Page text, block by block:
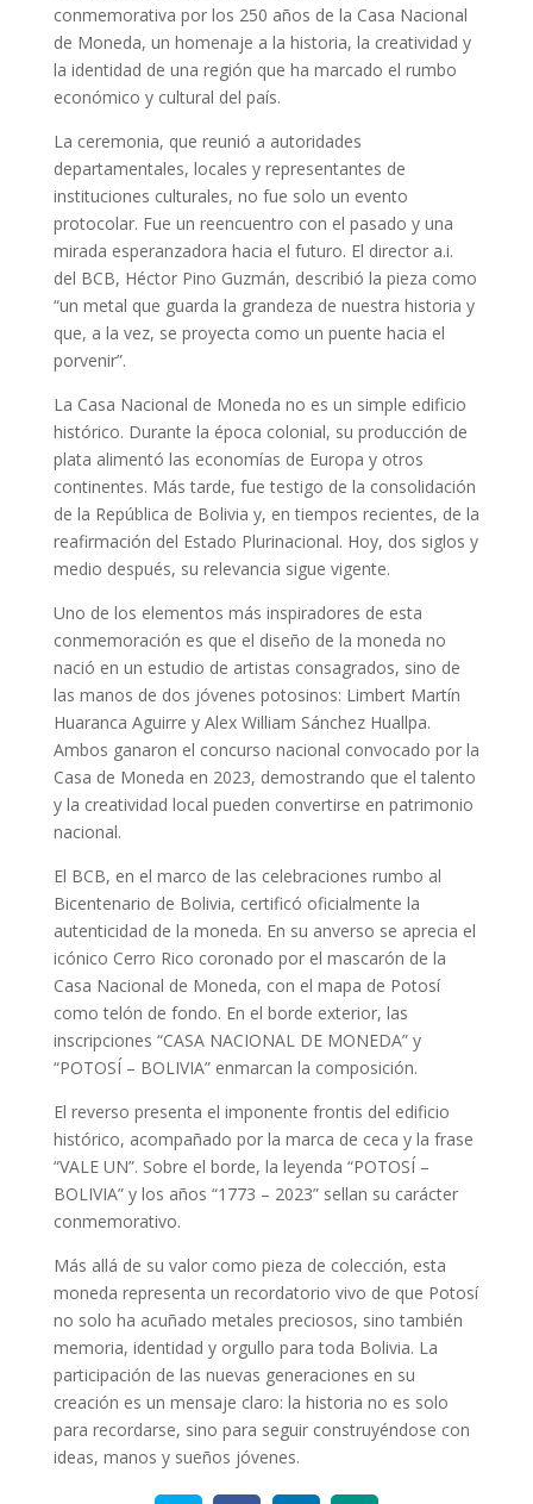
conmemorativa por los 250 años de la Casa Nacional
de Moneda, un homenaje a la historia, la creatividad y
la identidad de una región que ha marcado el rumbo
económico y cultural del país.
La ceremonia, que reunió a autoridades
departamentales, locales y representantes de
instituciones culturales, no fue solo un evento
protocolar. Fue un reencuentro con el pasado y una
mirada esperanzadora hacia el futuro. El director a.i.
del BCB, Héctor Pino Guzmán, describió la pieza como
“un metal que guarda la grandeza de nuestra historia y
que, a la vez, se proyecta como un puente hacia el
porvenir”.
La Casa Nacional de Moneda no es un simple edificio
histórico. Durante la época colonial, su producción de
plata alimentó las economías de Europa y otros
continentes. Más tarde, fue testigo de la consolidación
de la República de Bolivia y, en tiempos recientes, de la
reafirmación del Estado Plurinacional. Hoy, dos siglos y
medio después, su relevancia sigue vigente.
Uno de los elementos más inspiradores de esta
conmemoración es que el diseño de la moneda no
nació en un estudio de artistas consagrados, sino de
las manos de dos jóvenes potosinos: Limbert Martín
Huaranca Aguirre y Alex William Sánchez Huallpa.
Ambos ganaron el concurso nacional convocado por la
Casa de Moneda en 2023, demostrando que el talento
y la creatividad local pueden convertirse en patrimonio
nacional.
El BCB, en el marco de las celebraciones rumbo al
Bicentenario de Bolivia, certificó oficialmente la
autenticidad de la moneda. En su anverso se aprecia el
icónico Cerro Rico coronado por el mascarón de la
Casa Nacional de Moneda, con el mapa de Potosí
como telón de fondo. En el borde exterior, las
inscripciones “CASA NACIONAL DE MONEDA” y
“POTOSÍ – BOLIVIA” enmarcan la composición.
El reverso presenta el imponente frontis del edificio
histórico, acompañado por la marca de ceca y la frase
“VALE UN”. Sobre el borde, la leyenda “POTOSÍ –
BOLIVIA” y los años “1773 – 2023” sellan su carácter
conmemorativo.
Más allá de su valor como pieza de colección, esta
moneda representa un recordatorio vivo de que Potosí
no solo ha acuñado metales preciosos, sino también
memoria, identidad y orgullo para toda Bolivia. La
participación de las nuevas generaciones en su
creación es un mensaje claro: la historia no es solo
para recordarse, sino para seguir construyéndose con
ideas, manos y sueños jóvenes.